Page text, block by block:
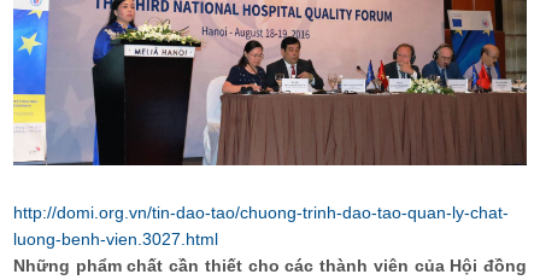
http://domi.org.vn/tin-dao-tao/chuong-trinh-dao-tao-quan-ly-chat-
luong-benh-vien.3027.html
Những phẩm chất cần thiết cho các thành viên của Hội đồng